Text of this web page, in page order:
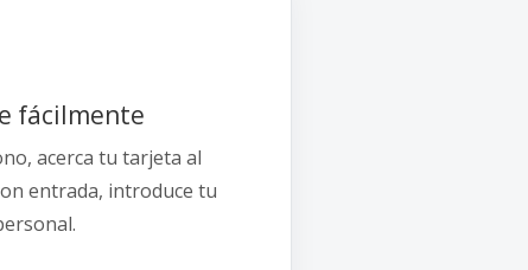
fácilmente
acerca tu tarjeta al
entrada, introduce tu